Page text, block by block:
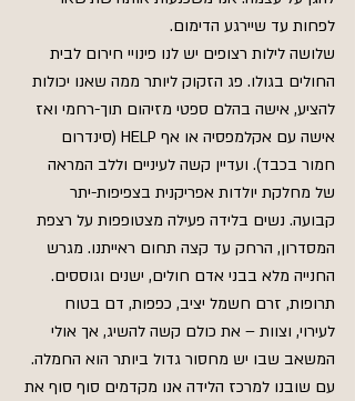
לפחות עד שיירגע הדימום.
שלושה לילות רצופים יש לנו פינויי חירום לבית
החולים בגולו. פג הזקוק ליותר ממה שאנו יכולות
להציע, אישה בהלם ספטי מזיהום תוך-רחמי ואז
אישה עם אקלמפסיה או אף HELP (סינדרום
חמור בכבד). ועדיין קשה לעיניים וללב המראה
של מחלקת יולדות אפריקנית בצפיפות-יתר
קבועה. נשים בלידה פעילה מצטופפות על רצפת
המסדרון, הרחק עד קצה תחום ראייתנו. מגרש
החנייה מלא בבני אדם חולים, ישנים וגוססים.
תרופות, זרם חשמל יציב, כפפות, דם בטוח
לעירוי, וצוות – את כולם קשה להשיג, אך אולי
המשאב שבו יש מחסור גדול ביותר הוא החמלה.
עם שובנו למרכז הלידה אנו מקדמים סוף סוף את